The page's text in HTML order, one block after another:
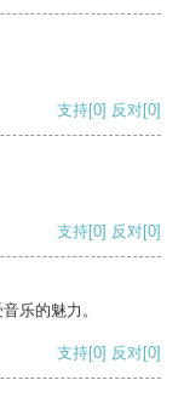
支持[0] 反对[0]
支持[0] 反对[0]
乐的魅力。
支持[0] 反对[0]